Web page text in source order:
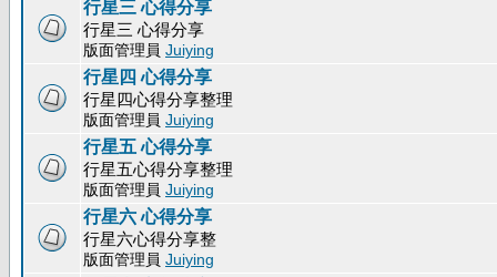
行星三 心得分享
行星三 心得分享
版面管理員 Juiying
行星四 心得分享
行星四心得分享整理
版面管理員 Juiying
行星五 心得分享
行星五心得分享整理
版面管理員 Juiying
行星六 心得分享
行星六心得分享整
版面管理員 Juiying